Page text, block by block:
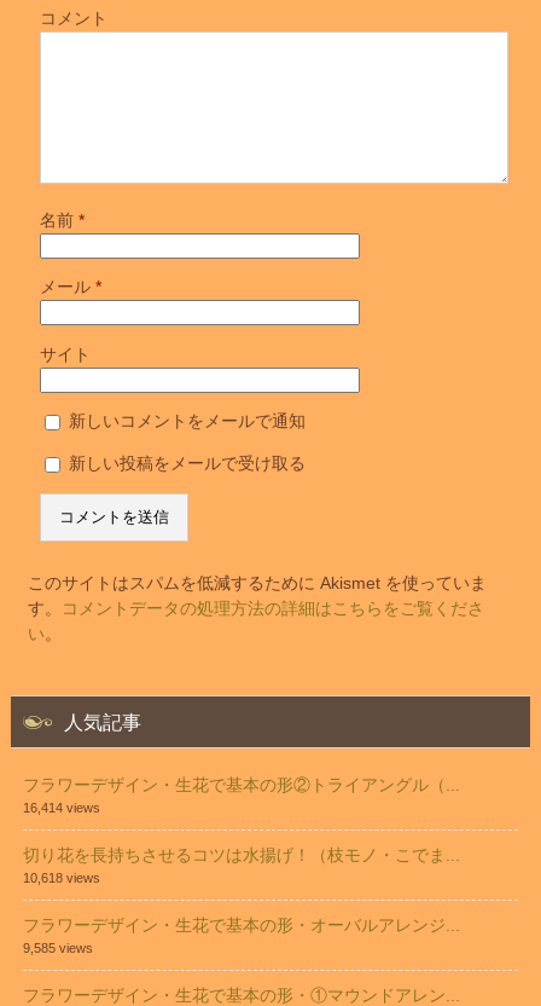
コメント
名前 *
メール *
サイト
新しいコメントをメールで通知
新しい投稿をメールで受け取る
このサイトはスパムを低減するために Akismet を使っていま
す。
コメントデータの処理方法の詳細はこちらをご覧くださ
い。
人気記事
フラワーデザイン・生花で基本の形②トライアングル（...
16,414 views
切り花を長持ちさせるコツは水揚げ！（枝モノ・こでま...
10,618 views
フラワーデザイン・生花で基本の形・オーバルアレンジ...
9,585 views
フラワーデザイン・生花で基本の形・①マウンドアレン...